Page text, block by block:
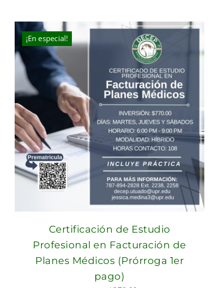
¡En especial!
Certificación de Estudio
Profesional en Facturación de
Planes Médicos (Prórroga 1er
pago)